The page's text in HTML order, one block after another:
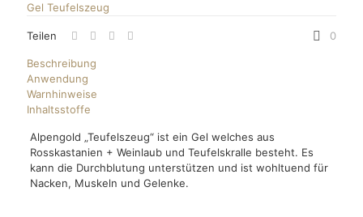
Gel Teufelszeug
Teilen 0
Beschreibung
Anwendung
Warnhinweise
Inhaltsstoffe
Alpengold „Teufelszeug“ ist ein Gel welches aus
Rosskastanien + Weinlaub und Teufelskralle besteht. Es
kann die Durchblutung unterstützen und ist wohltuend für
Nacken, Muskeln und Gelenke.